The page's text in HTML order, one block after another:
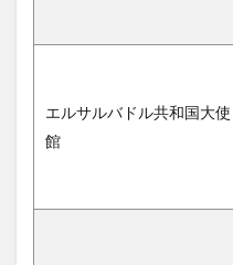
エルサルバドル共和国大使
館